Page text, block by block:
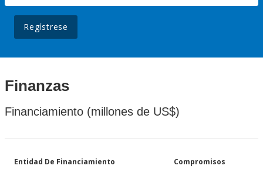
Regístrese
Finanzas
Financiamiento (millones de US$)
Entidad De Financiamiento Compromisos